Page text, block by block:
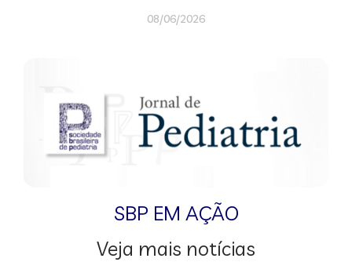
08/06/2026
SBP EM AÇÃO
Veja mais notícias